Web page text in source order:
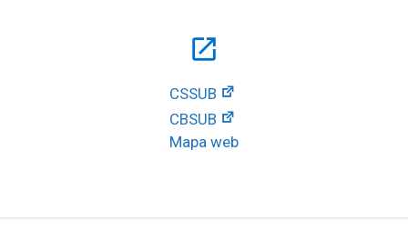
open_in_new
CSSUB
CBSUB
Mapa web